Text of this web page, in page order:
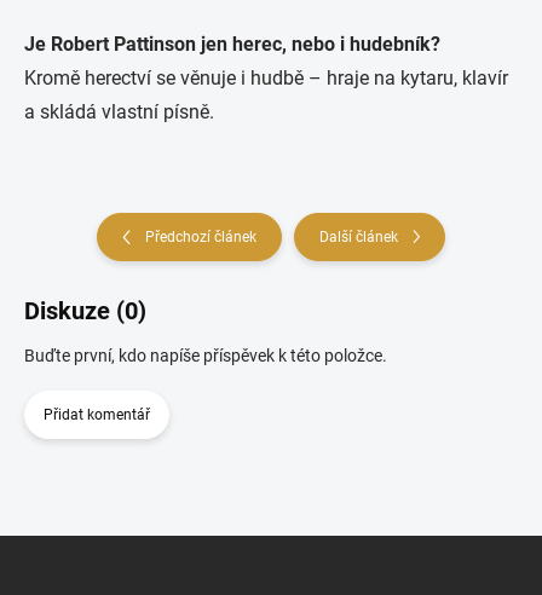
Je Robert Pattinson jen herec, nebo i hudebník?
Kromě herectví se věnuje i hudbě – hraje na kytaru, klavír
a skládá vlastní písně.
Předchozí článek Další článek
Diskuze (0)
Buďte první, kdo napíše příspěvek k této položce.
Přidat komentář